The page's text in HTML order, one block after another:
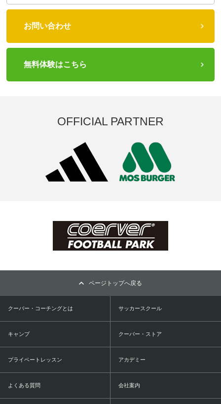
お問い合わせ
無料体験はこちら
OFFICIAL PARTNER
ページトップへ戻る
クーバー・コーチングとは サッカースクール
キャンプ クーバー・ストア
プライベートレッスン アカデミー
よくある質問 会社案内